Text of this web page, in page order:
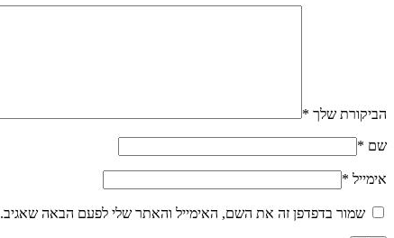
הביקורת שלך *
שם *
אימייל *
שמור בדפדפן זה את השם, האימייל והאתר שלי לפעם הבאה שאגיב.